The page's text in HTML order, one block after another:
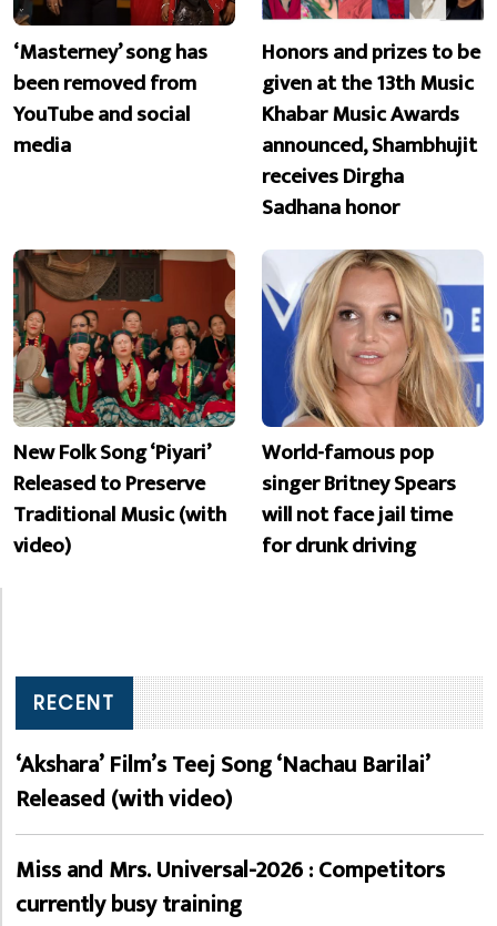
‘Masterney’ song has
been removed from
YouTube and social
media
Honors and prizes to be
given at the 13th Music
Khabar Music Awards
announced, Shambhujit
receives Dirgha
Sadhana honor
New Folk Song ‘Piyari’
Released to Preserve
Traditional Music (with
video)
World-famous pop
singer Britney Spears
will not face jail time
for drunk driving
RECENT
‘Akshara’ Film’s Teej Song ‘Nachau Barilai’
Released (with video)
Miss and Mrs. Universal-2026 : Competitors
currently busy training